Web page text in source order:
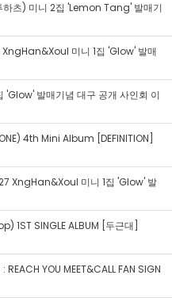
츠) 미니 2집 'Lemon Tang' 발매기
미니 1집 'Glow' 발매
발매기념 대구 공개 사인회 이
4th Mini Album [DEFINITION]
XngHan&Xoul 미니 1집 'Glow' 발
1ST SINGLE ALBUM [두근대]
YOU MEET&CALL FAN SIGN